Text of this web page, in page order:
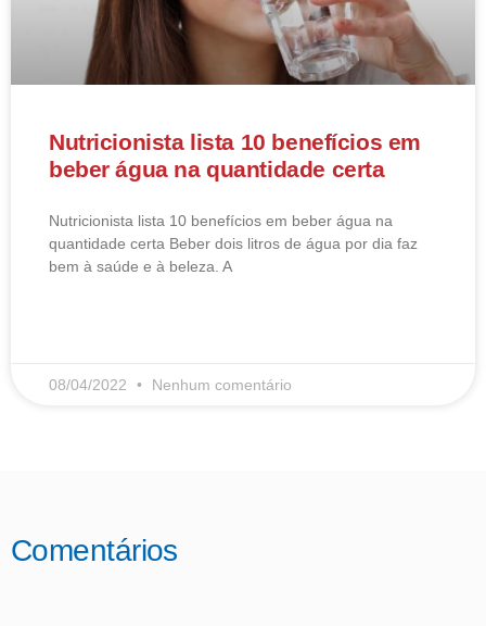
Nutricionista lista 10 benefícios em
beber água na quantidade certa
Nutricionista lista 10 benefícios em beber água na
quantidade certa Beber dois litros de água por dia faz
bem à saúde e à beleza. A
08/04/2022 Nenhum comentário
Comentários